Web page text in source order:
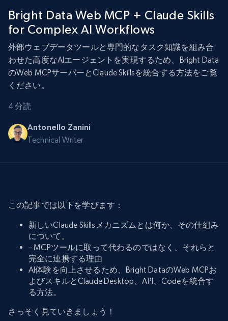
Bright Data Web MCP + Claude Skills
for Complex AI Workflows
外部ウェブデータツールと専門的なタスク知識を組み合
わせた高度なAIエージェントを実現するため、Bright Data
のWeb MCPサーバーとClaude Skillsを統合する方法をご覧
ください。
4 分読
Antonello Zanini
Technical Writer
この記事では以下を学びます：
新しいClaude Skillsメカニズムとは何か、その仕組み
について。
– MCPツールに取って代わるのではなく、それらと
完全に連携する理由
AI体験を向上させるため、Bright DataのWeb MCPお
よびスキルとClaude Desktop、API、Codeを統合す
る方法。
さっそく見ていきましょう！